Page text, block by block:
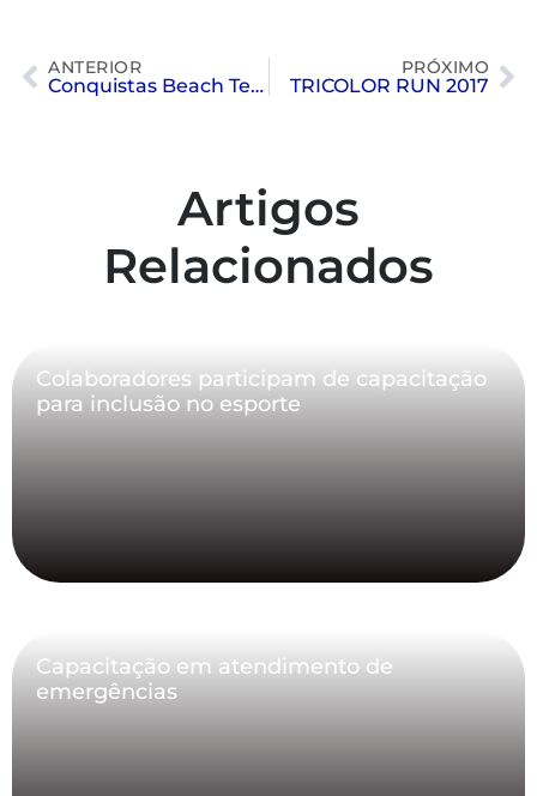
ANTERIOR
Conquistas Beach Tennis
PRÓXIMO
TRICOLOR RUN 2017
Artigos
Relacionados
Colaboradores participam de capacitação
para inclusão no esporte
Capacitação em atendimento de
emergências